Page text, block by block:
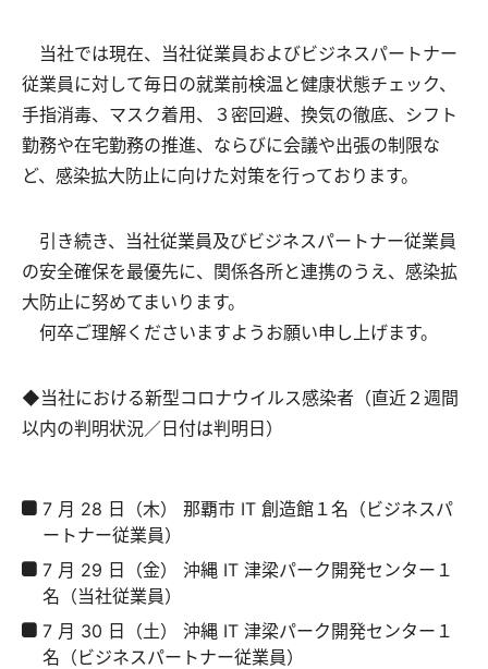
当社では現在、当社従業員およびビジネスパートナー
従業員に対して毎日の就業前検温と健康状態チェック、
手指消毒、マスク着用、３密回避、換気の徹底、シフト
勤務や在宅勤務の推進、ならびに会議や出張の制限な
ど、感染拡大防止に向けた対策を行っております。
引き続き、当社従業員及びビジネスパートナー従業員
の安全確保を最優先に、関係各所と連携のうえ、感染拡
大防止に努めてまいります。
何卒ご理解くださいますようお願い申し上げます。
◆当社における新型コロナウイルス感染者（直近２週間
以内の判明状況／日付は判明日）
7 月 28 日（木） 那覇市 IT 創造館１名（ビジネスパ
ートナー従業員）
7 月 29 日（金） 沖縄 IT 津梁パーク開発センター１
名（当社従業員）
7 月 30 日（土） 沖縄 IT 津梁パーク開発センター１
名（ビジネスパートナー従業員）